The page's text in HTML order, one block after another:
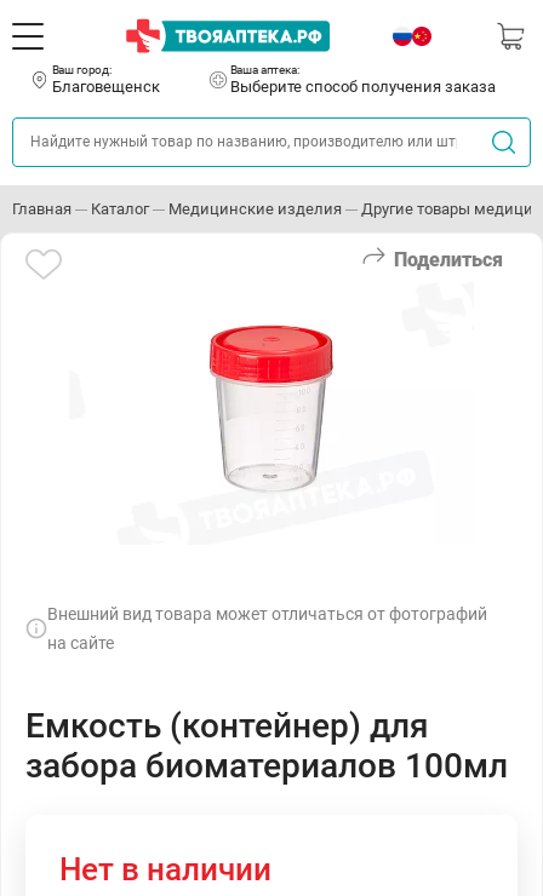
Ваш город:
Благовещенск
Ваша аптека:
Выберите способ получения заказа
Главная Каталог Медицинские изделия Другие товары
Поделиться
Внешний вид товара может отличаться от фотографий
на сайте
Емкость (контейнер) для
забора биоматериалов 100мл
Нет в наличии